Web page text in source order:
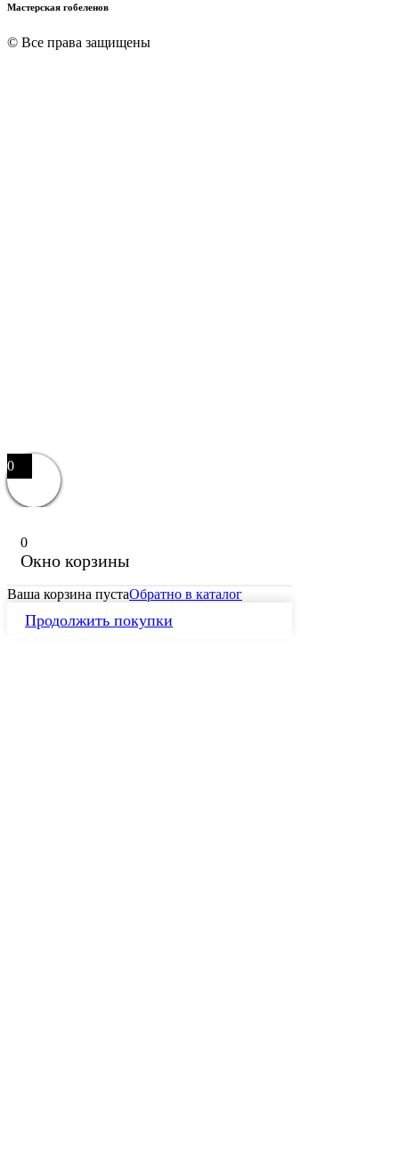
Мастерская гобеленов
© Все права защищены
0
0
Окно корзины
Ваша корзина пустаОбратно в каталог
Продолжить покупки